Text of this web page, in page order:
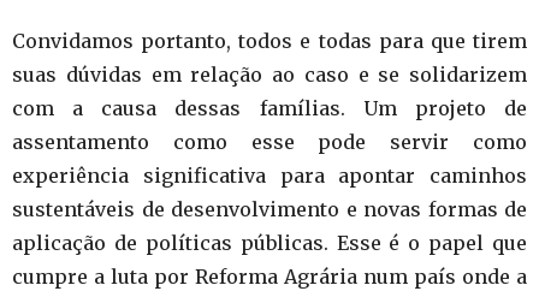
Convidamos portanto, todos e todas para que tirem
suas dúvidas em relação ao caso e se solidarizem
com a causa dessas famílias. Um projeto de
assentamento como esse pode servir como
experiência significativa para apontar caminhos
sustentáveis de desenvolvimento e novas formas de
aplicação de políticas públicas. Esse é o papel que
cumpre a luta por Reforma Agrária num país onde a